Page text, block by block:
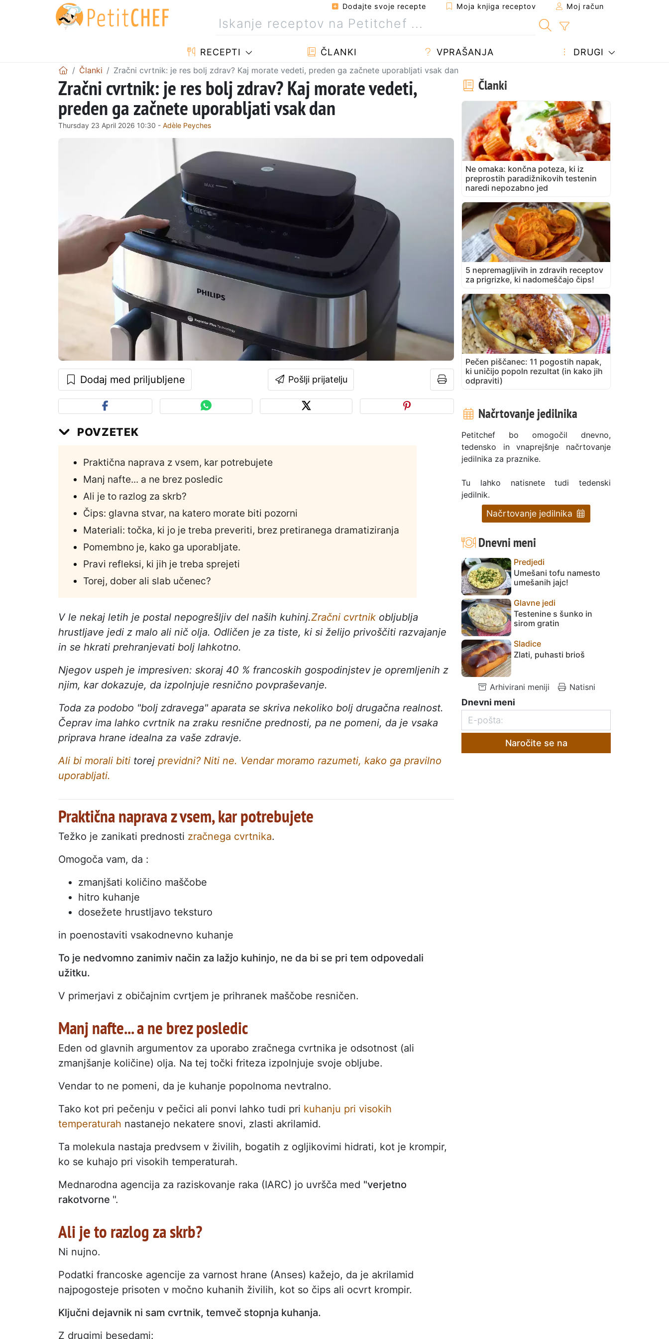
Dodajte svoje recepte Moja knjiga receptov Moj račun
RECEPTI ČLANKI VPRAŠANJA DRUGI
Članki Zračni cvrtnik: je res bolj zdrav? Kaj morate vedeti, preden ga začnete uporabljati vsak dan
Zračni cvrtnik: je res bolj zdrav? Kaj morate vedeti,
preden ga začnete uporabljati vsak dan
Thursday 23 April 2026 10:30 - Adèle Peyches
Dodaj med priljubljene Pošlji prijatelju
POVZETEK
Praktična naprava z vsem, kar potrebujete
Manj nafte... a ne brez posledic
Ali je to razlog za skrb?
Čips: glavna stvar, na katero morate biti pozorni
Materiali: točka, ki jo je treba preveriti, brez pretiranega dramatiziranja
Pomembno je, kako ga uporabljate.
Pravi refleksi, ki jih je treba sprejeti
Torej, dober ali slab učenec?
V le nekaj letih je postal nepogrešljiv del naših kuhinj.Zračni cvrtnik obljublja
hrustljave jedi z malo ali nič olja. Odličen je za tiste, ki si želijo privoščiti razvajanje
in se hkrati prehranjevati bolj lahkotno.
Njegov uspeh je impresiven: skoraj 40 % francoskih gospodinjstev je opremljenih z
njim, kar dokazuje, da izpolnjuje resnično povpraševanje.
Toda za podobo "bolj zdravega" aparata se skriva nekoliko bolj drugačna realnost.
Čeprav ima lahko cvrtnik na zraku resnične prednosti, pa ne pomeni, da je vsaka
priprava hrane idealna za vaše zdravje.
Ali bi morali biti torej previdni? Niti ne. Vendar moramo razumeti, kako ga pravilno
uporabljati.
Praktična naprava z vsem, kar potrebujete
Težko je zanikati prednosti zračnega cvrtnika.
Omogoča vam, da :
zmanjšati količino maščobe
hitro kuhanje
dosežete hrustljavo teksturo
in poenostaviti vsakodnevno kuhanje
To je nedvomno zanimiv način za lažjo kuhinjo, ne da bi se pri tem odpovedali
užitku.
V primerjavi z običajnim cvrtjem je prihranek maščobe resničen.
Manj nafte... a ne brez posledic
Eden od glavnih argumentov za uporabo zračnega cvrtnika je odsotnost (ali
zmanjšanje količine) olja. Na tej točki friteza izpolnjuje svoje obljube.
Vendar to ne pomeni, da je kuhanje popolnoma nevtralno.
Tako kot pri pečenju v pečici ali ponvi lahko tudi pri kuhanju pri visokih
temperaturah nastanejo nekatere snovi, zlasti akrilamid.
Ta molekula nastaja predvsem v živilih, bogatih z ogljikovimi hidrati, kot je krompir,
ko se kuhajo pri visokih temperaturah.
Mednarodna agencija za raziskovanje raka (IARC) jo uvršča med "verjetno
rakotvorne ".
Ali je to razlog za skrb?
Ni nujno.
Podatki francoske agencije za varnost hrane (Anses) kažejo, da je akrilamid
najpogosteje prisoten v močno kuhanih živilih, kot so čips ali ocvrt krompir.
Ključni dejavnik ni sam cvrtnik, temveč stopnja kuhanja.
Z drugimi besedami:
Članki
Ne omaka: končna poteza, ki iz
preprostih paradižnikovih testenin
naredi nepozabno jed
5 nepremagljivih in zdravih receptov
za prigrizke, ki nadomeščajo čips!
Pečen piščanec: 11 pogostih napak,
ki uničijo popoln rezultat (in kako jih
odpraviti)
Načrtovanje jedilnika
Petitchef bo omogočil dnevno,
tedensko in vnaprejšnje načrtovanje
jedilnika za praznike.
Tu lahko natisnete tudi tedenski
jedilnik.
Načrtovanje jedilnika
Dnevni meni
Predjedi
Umešani tofu namesto
umešanih jajc!
Glavne jedi
Testenine s šunko in
sirom gratin
Sladice
Zlati, puhasti brioš
Arhivirani meniji Natisni
Dnevni meni
Naročite se na